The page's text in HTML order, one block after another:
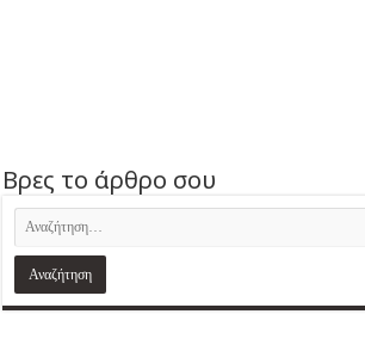
Βρες το άρθρο σου